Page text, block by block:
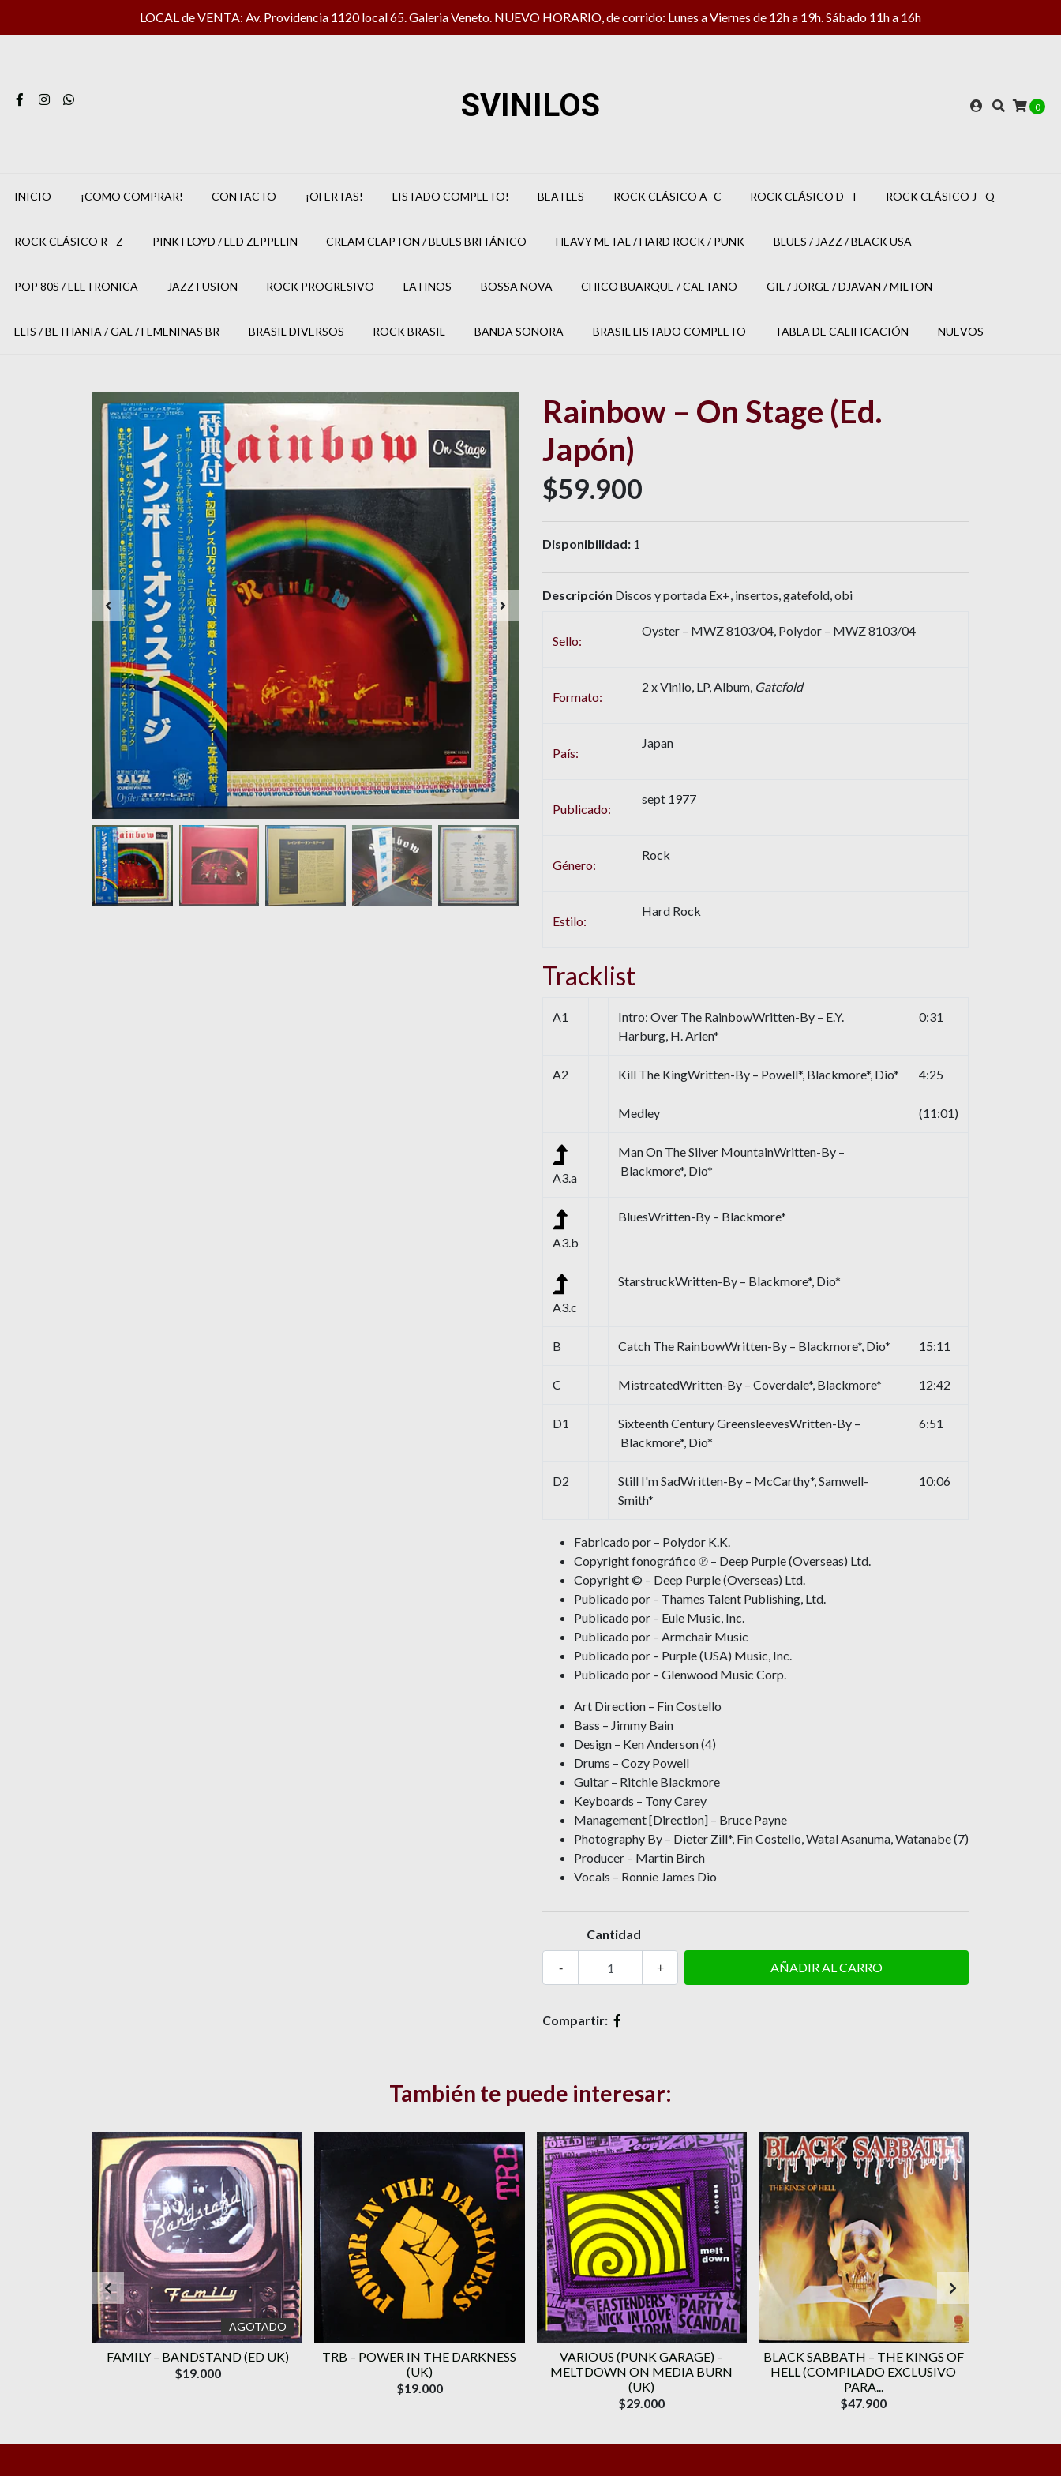
LOCAL de VENTA: Av. Providencia 1120 local 65. Galeria Veneto. NUEVO HORARIO, de corrido: Lunes a Viernes de 12h a 19h. Sábado 11h a 16h
SVINILOS 0
INICIO ¡COMO COMPRAR! CONTACTO ¡OFERTAS! LISTADO COMPLETO! BEATLES ROCK CLÁSICO A- C ROCK CLÁSICO D - I ROCK CLÁSICO J - Q
ROCK CLÁSICO R - Z PINK FLOYD / LED ZEPPELIN CREAM CLAPTON / BLUES BRITÁNICO HEAVY METAL / HARD ROCK / PUNK BLUES / JAZZ / BLACK USA
POP 80S / ELETRONICA JAZZ FUSION ROCK PROGRESIVO LATINOS BOSSA NOVA CHICO BUARQUE / CAETANO GIL / JORGE / DJAVAN / MILTON
ELIS / BETHANIA / GAL / FEMENINAS BR BRASIL DIVERSOS ROCK BRASIL BANDA SONORA BRASIL LISTADO COMPLETO TABLA DE CALIFICACIÓN NUEVOS
Rainbow – On Stage (Ed.
Japón)
$59.900
Disponibilidad: 1
Descripción Discos y portada Ex+, insertos, gatefold, obi
Sello:
Oyster – MWZ 8103/04, Polydor – MWZ 8103/04
Formato:
2 x Vinilo, LP, Album, Gatefold
País:
Japan
Publicado:
sept 1977
Género:
Rock
Estilo:
Hard Rock
Tracklist
A1
Intro: Over The RainbowWritten-By – E.Y.
Harburg, H. Arlen*
0:31
A2 Kill The KingWritten-By – Powell*, Blackmore*, Dio* 4:25
Medley (11:01)
A3.a
Man On The Silver MountainWritten-By –
Blackmore*, Dio*
A3.b
BluesWritten-By – Blackmore*
A3.c
StarstruckWritten-By – Blackmore*, Dio*
B Catch The RainbowWritten-By – Blackmore*, Dio* 15:11
C MistreatedWritten-By – Coverdale*, Blackmore* 12:42
D1
Sixteenth Century GreensleevesWritten-By –
Blackmore*, Dio*
6:51
D2
Still I'm SadWritten-By – McCarthy*, Samwell-
Smith*
10:06
Fabricado por – Polydor K.K.
Copyright fonográfico ℗ – Deep Purple (Overseas) Ltd.
Copyright © – Deep Purple (Overseas) Ltd.
Publicado por – Thames Talent Publishing, Ltd.
Publicado por – Eule Music, Inc.
Publicado por – Armchair Music
Publicado por – Purple (USA) Music, Inc.
Publicado por – Glenwood Music Corp.
Art Direction – Fin Costello
Bass – Jimmy Bain
Design – Ken Anderson (4)
Drums – Cozy Powell
Guitar – Ritchie Blackmore
Keyboards – Tony Carey
Management [Direction] – Bruce Payne
Photography By – Dieter Zill*, Fin Costello, Watal Asanuma, Watanabe (7)
Producer – Martin Birch
Vocals – Ronnie James Dio
Cantidad
+
-
Compartir:
También te puede interesar:
AGOTADO
FAMILY ‎– BANDSTAND (ED UK)
$19.000
TRB – POWER IN THE DARKNESS
(UK)
$19.000
VARIOUS (PUNK GARAGE) –
MELTDOWN ON MEDIA BURN
(UK)
$29.000
BLACK SABBATH – THE KINGS OF
HELL (COMPILADO EXCLUSIVO
PARA...
$47.900